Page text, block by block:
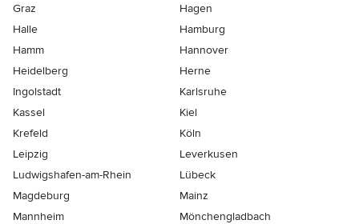
Graz
Hagen
Halle
Hamburg
Hamm
Hannover
Heidelberg
Herne
Ingolstadt
Karlsruhe
Kassel
Kiel
Krefeld
Köln
Leipzig
Leverkusen
Ludwigshafen-am-Rhein
Lübeck
Magdeburg
Mainz
Mannheim
Mönchen­gladbach